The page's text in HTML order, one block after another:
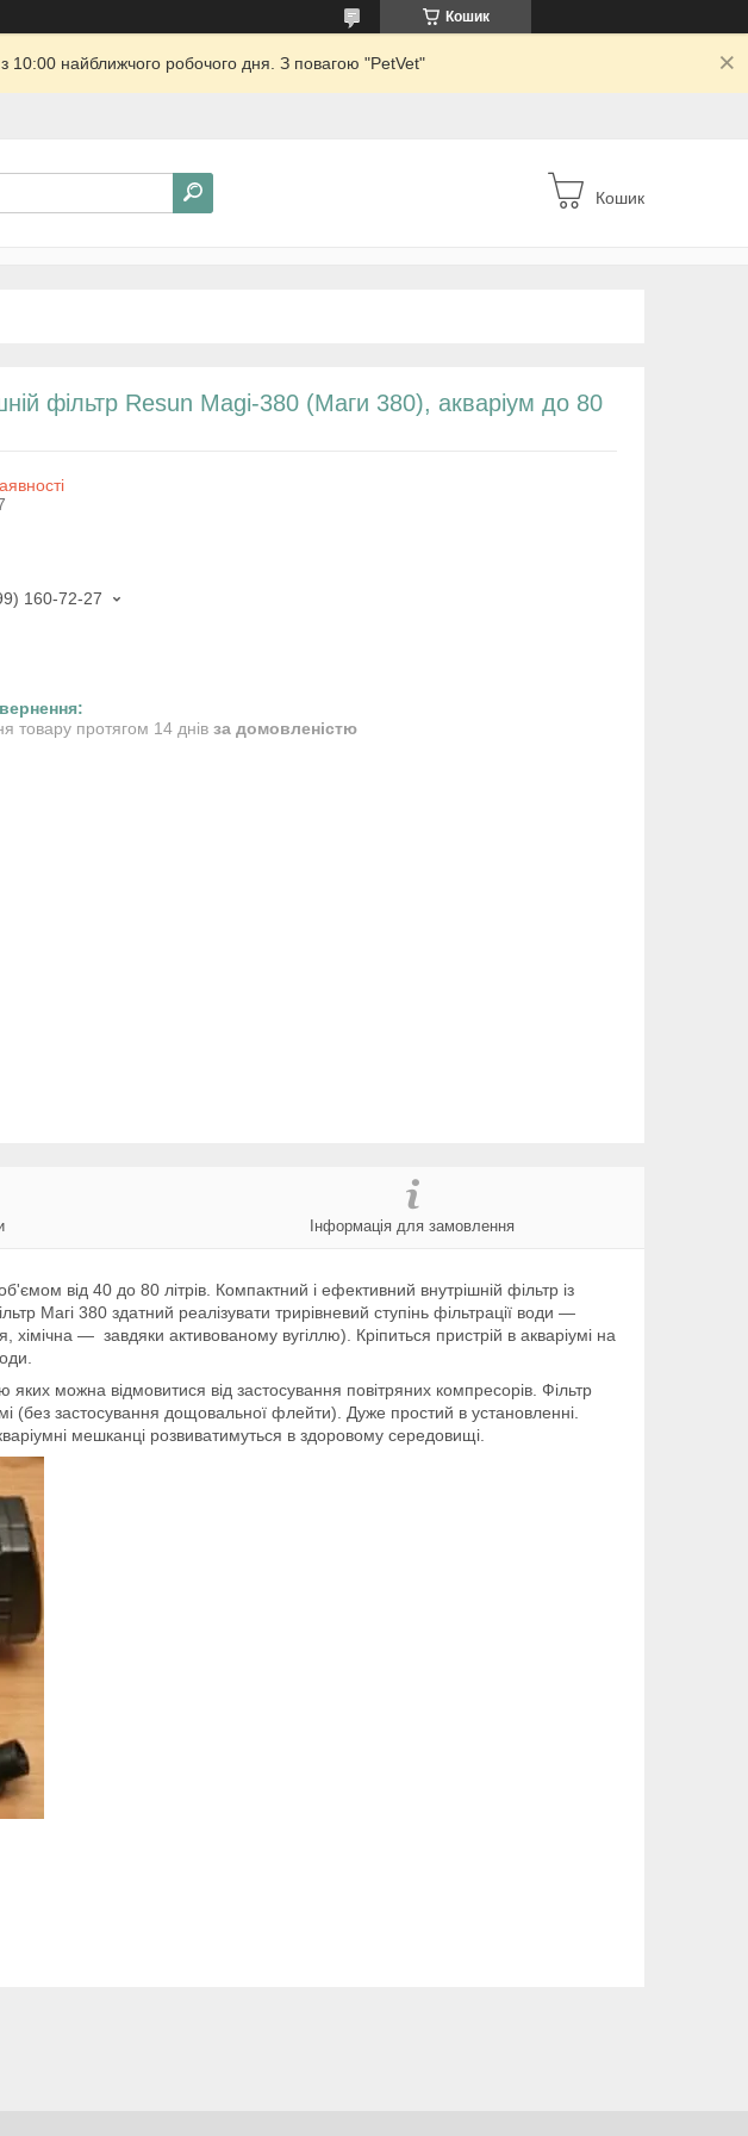
Кошик
найближчого робочого дня. З повагою "PetVet"
Кошик
фільтр Resun Magi-380 (Маги 380), акваріум до 80
160-72-27
товару протягом 14 днів за домовленістю
Інформація для замовлення
від 40 до 80 літрів. Компактний і ефективний внутрішній фільтр із
Магі 380 здатний реалізувати трирівневий ступінь фільтрації води —
хімічна — завдяки активованому вугіллю). Кріпиться пристрій в акваріумі на
можна відмовитися від застосування повітряних компресорів. Фільтр
застосування дощовальної флейти). Дуже простий в установленні.
мешканці розвиватимуться в здоровому середовищі.